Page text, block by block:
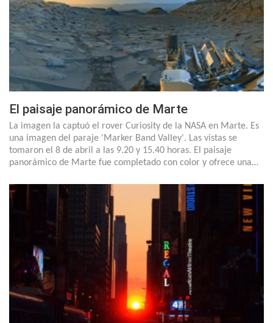
El paisaje panorámico de Marte
La imagen la captuó el rover Curiosity de la NASA en Marte. Es
una imagen del paraje 'Marker Band Valley'. Las vistas se
tomaron el 8 de abril a las 9.20 y 15.40 horas. El paisaje
panorámico de Marte fue completado con color y ofrece una…